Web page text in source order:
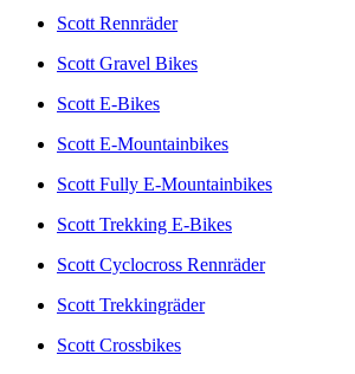
Scott Rennräder
Scott Gravel Bikes
Scott E-Bikes
Scott E-Mountainbikes
Scott Fully E-Mountainbikes
Scott Trekking E-Bikes
Scott Cyclocross Rennräder
Scott Trekkingräder
Scott Crossbikes